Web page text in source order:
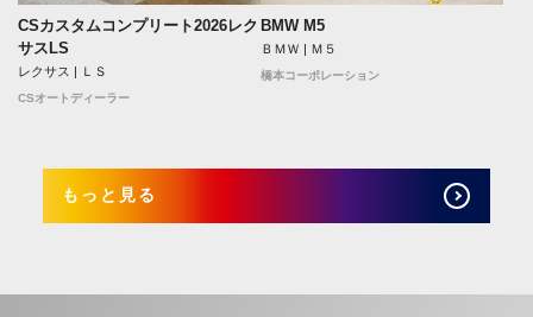
CSカスタムコンプリート2026レク
サスLS
レクサス | ＬＳ
CSオートディーラー
BMW M5
ＢＭＷ | Ｍ５
橋本コーポレーション
もっと見る